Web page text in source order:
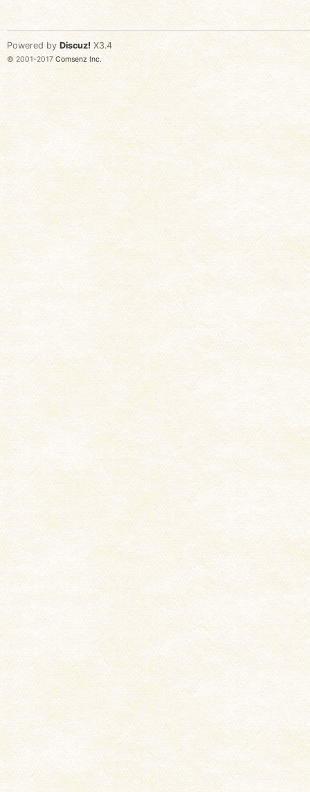
Powered by Discuz! X3.4
© 2001-2017 Comsenz Inc.